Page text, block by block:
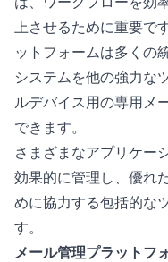
上させるために重要で
ットフォームは多くの
システムを他の強力な
ルデバイス用の専用メ
できます。
さまざまなアプリケー
効果的に管理し、優れ
めに協力する包括的な
す。
メール管理プラットフ